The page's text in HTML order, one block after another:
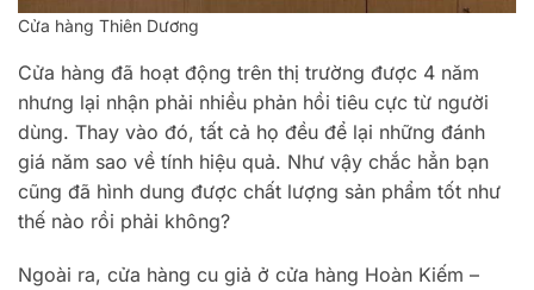
Cửa hàng Thiên Dương
Cửa hàng đã hoạt động trên thị trường được 4 năm
nhưng lại nhận phải nhiều phản hồi tiêu cực từ người
dùng. Thay vào đó, tất cả họ đều để lại những đánh
giá năm sao về tính hiệu quả. Như vậy chắc hẳn bạn
cũng đã hình dung được chất lượng sản phẩm tốt như
thế nào rồi phải không?
Ngoài ra, cửa hàng cu giả ở cửa hàng Hoàn Kiếm –